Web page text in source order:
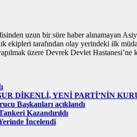
uzun bir süre haber alınamayan
ekipleri tarafından olay yerindeki ilk
üzere Devrek Devlet
DİKENLİ, YENİ PARTİ’NİN
Başkanları açıklandı
Kazandırıldı
İncelendi